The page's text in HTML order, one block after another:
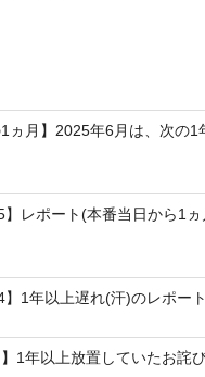
ヵ月】2025年6月は、次の1
レポート(本番当日から1ヵ
1年以上遅れ(汗)のレポート
1年以上放置していたお詫